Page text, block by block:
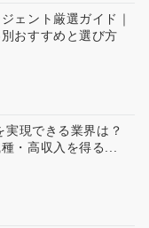
ェント厳選ガイド｜
おすすめと選び方
現できる業界は？
・高収入を得る...